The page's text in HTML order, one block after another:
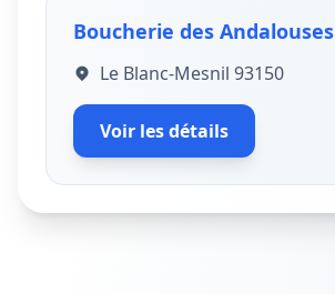
Boucherie des Andalouses
Le Blanc-Mesnil 93150
Voir les détails